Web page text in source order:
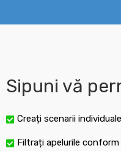
Sipuni vă
Creați scenarii
Filtrați apelurile